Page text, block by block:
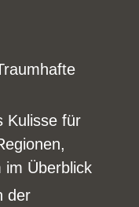
Kulisse für
im Überblick
der